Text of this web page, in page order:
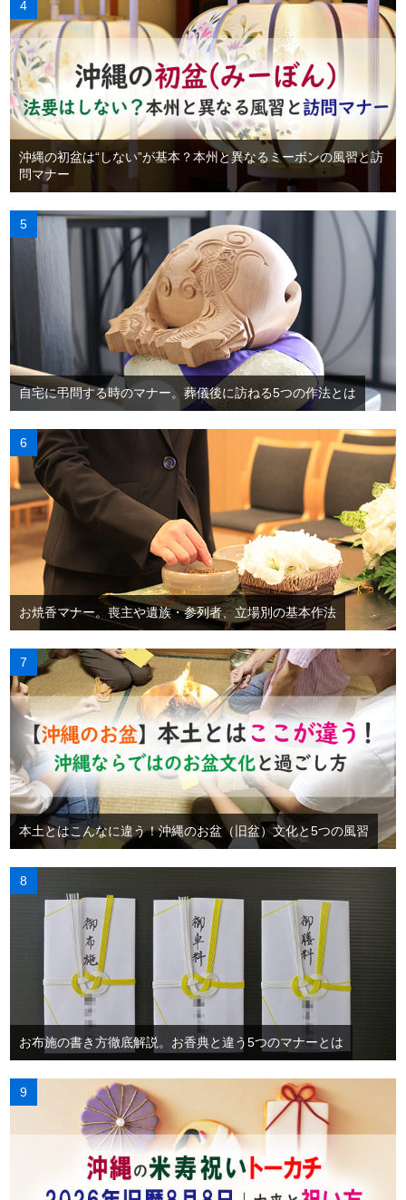
沖縄の初盆は“しない”が基本？本州と異なるミーボンの風習と訪
問マナー
自宅に弔問する時のマナー。葬儀後に訪ねる5つの作法とは
お焼香マナー。喪主や遺族・参列者、立場別の基本作法
本土とはこんなに違う！沖縄のお盆（旧盆）文化と5つの風習
お布施の書き方徹底解説。お香典と違う5つのマナーとは